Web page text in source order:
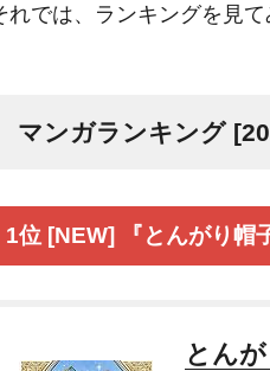
れでは、ランキングを見て
マンガランキング
1位 [NEW] 『とんがり帽
とん